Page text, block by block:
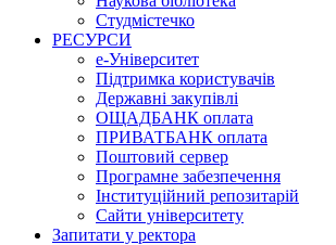
Студмістечко
РЕСУРСИ
е-Університет
Підтримка користувачів
Державні закупівлі
ОЩАДБАНК оплата
ПРИВАТБАНК оплата
Поштовий сервер
Програмне забезпечення
Інституційний репозитарій
Сайти університету
Запитати у ректора